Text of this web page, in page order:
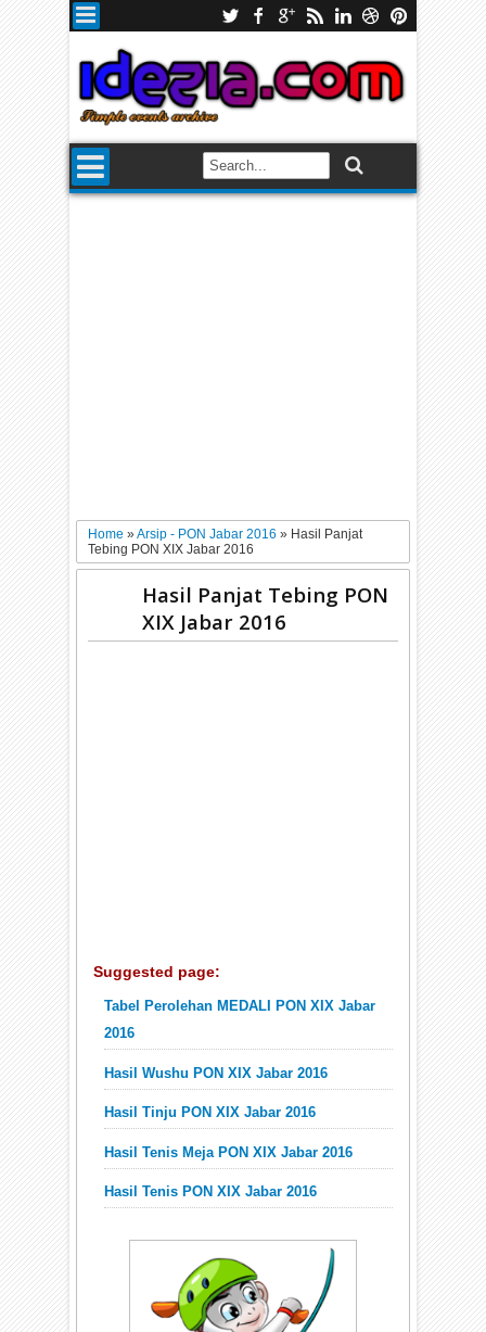
Home»Arsip - PON Jabar 2016» Hasil Panjat
Tebing PON XIX Jabar 2016
Hasil Panjat Tebing PON
XIX Jabar 2016
Suggested page:
Tabel Perolehan MEDALI PON XIX Jabar
2016
Hasil Wushu PON XIX Jabar 2016
Hasil Tinju PON XIX Jabar 2016
Hasil Tenis Meja PON XIX Jabar 2016
Hasil Tenis PON XIX Jabar 2016